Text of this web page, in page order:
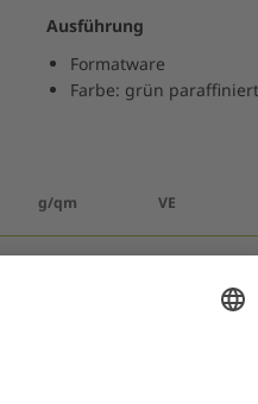
Ausführung
Formatware
Farbe: grün
g/qm VE
60 1000